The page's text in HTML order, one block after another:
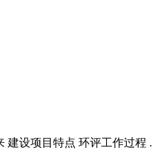
建设项目特点 环评工作过程 .